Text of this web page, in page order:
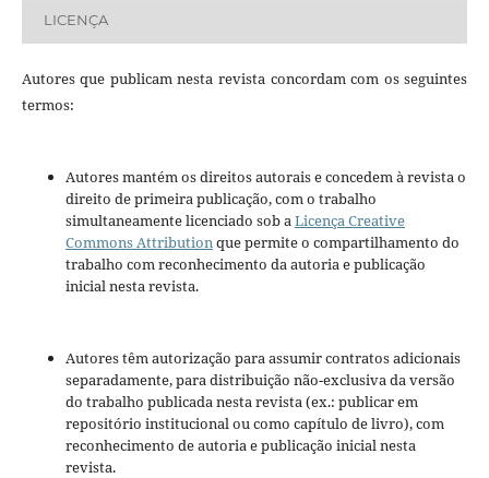
LICENÇA
Autores que publicam nesta revista concordam com os seguintes
termos:
Autores mantém os direitos autorais e concedem à revista o
direito de primeira publicação, com o trabalho
simultaneamente licenciado sob aLicença Creative
Commons Attributionque permite o compartilhamento do
trabalho com reconhecimento da autoria e publicação
inicial nesta revista.
Autores têm autorização para assumir contratos adicionais
separadamente, para distribuição não-exclusiva da versão
do trabalho publicada nesta revista (ex.: publicar em
repositório institucional ou como capítulo de livro), com
reconhecimento de autoria e publicação inicial nesta
revista.